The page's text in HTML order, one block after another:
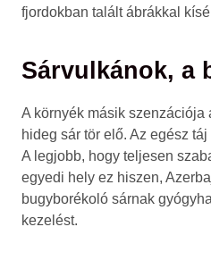
fjordokban talált ábrákkal
Sárvulkánok, a
A környék másik szenzációja
hideg sár tör elő. Az egész
A legjobb, hogy teljesen
egyedi hely ez hiszen,
bugyborékoló sárnak
kezelést.